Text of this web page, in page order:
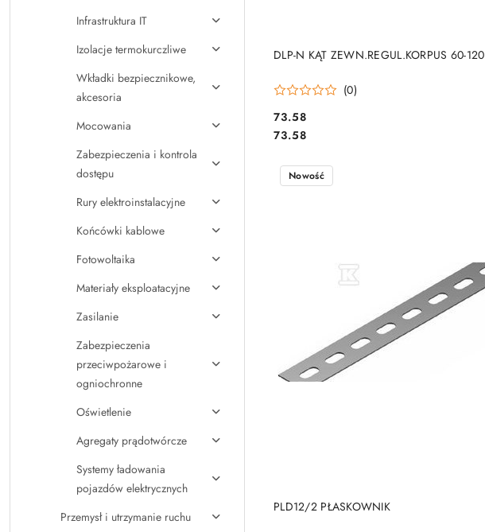
Infrastruktura IT
Izolacje termokurczliwe
Wkładki bezpiecznikowe,
akcesoria
Mocowania
Zabezpieczenia i kontrola
dostępu
Rury elektroinstalacyjne
Końcówki kablowe
Fotowoltaika
Materiały eksploatacyjne
Zasilanie
Zabezpieczenia
przeciwpożarowe i
ogniochronne
Oświetlenie
Agregaty prądotwórcze
Systemy ładowania
pojazdów elektrycznych
Przemysł i utrzymanie ruchu
DLP-N KĄT ZEWN.REGUL.KORPUS 60-120
(0)
Cena:
73.58
Cena:
73.58
DO KOSZYKA
PLD12/2 PŁASKOWNIK
Nowość
DO KOSZYKA